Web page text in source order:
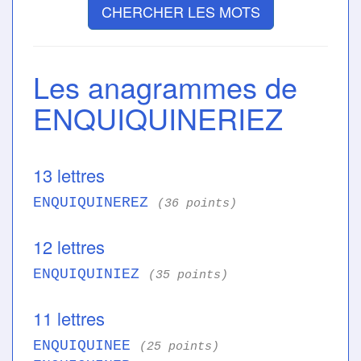
CHERCHER LES MOTS
Les anagrammes de
ENQUIQUINERIEZ
13 lettres
ENQUIQUINEREZ (36 points)
12 lettres
ENQUIQUINIEZ (35 points)
11 lettres
ENQUIQUINEE (25 points)